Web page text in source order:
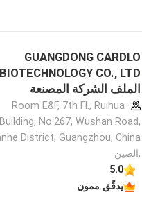
GUANGDONG CARDLO
الملف الشركة المصنعة
Room E&F, 7th Fl., Ruihua
Building, No.267, Wushan Road,
District, Guangzhou, China
,الصين
5.0
يدقّق ممون